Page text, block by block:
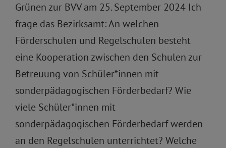
Grünen zur BVV am 25. September 2024 Ich
frage das Bezirksamt: An welchen
Förderschulen und Regelschulen besteht
eine Kooperation zwischen den Schulen zur
Betreuung von Schüler*innen mit
sonderpädagogischen Förderbedarf? Wie
viele Schüler*innen mit
sonderpädagogischen Förderbedarf werden
an den Regelschulen unterrichtet? Welche